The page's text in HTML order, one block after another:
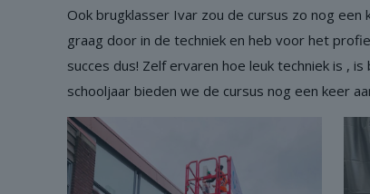
Ook brugklasser Ivar zou de cursus zo nog
graag door in de techniek en heb voor het
succes dus! Zelf ervaren hoe leuk techniek is ,
schooljaar bieden we de cursus nog een keer